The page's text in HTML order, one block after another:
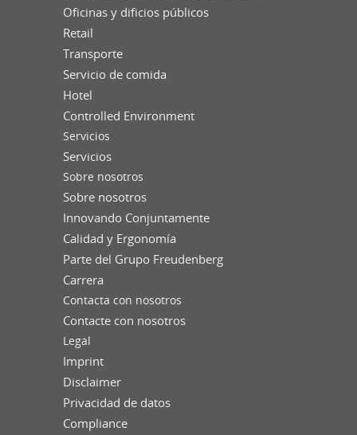
Oficinas y dificios públicos
Retail
Transporte
Servicio de comida
Hotel
Controlled Environment
Servicios
Servicios
Sobre nosotros
Sobre nosotros
Innovando Conjuntamente
Calidad y Ergonomía
Parte del Grupo Freudenberg
Carrera
Contacta con nosotros
Contacte con nosotros
Legal
Imprint
Disclaimer
Privacidad de datos
Compliance